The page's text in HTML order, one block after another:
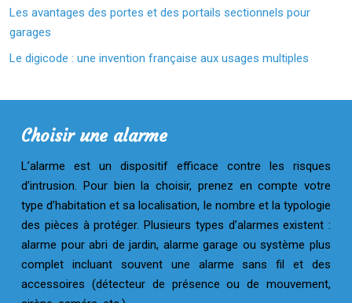
Les avantages des portes et des portails sectionnels pour
garages
Le digicode : une invention française aux usages multiples
Choisir une alarme
L’alarme est un dispositif efficace contre les risques
d’intrusion. Pour bien la choisir, prenez en compte votre
type d’habitation et sa localisation, le nombre et la typologie
des pièces à protéger. Plusieurs types d’alarmes existent :
alarme pour abri de jardin, alarme garage ou système plus
complet incluant souvent une alarme sans fil et des
accessoires (détecteur de présence ou de mouvement,